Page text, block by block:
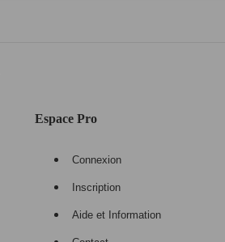
Espace Pro
Connexion
Inscription
Aide et Information